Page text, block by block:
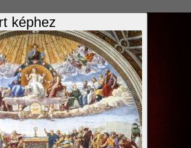
képhez